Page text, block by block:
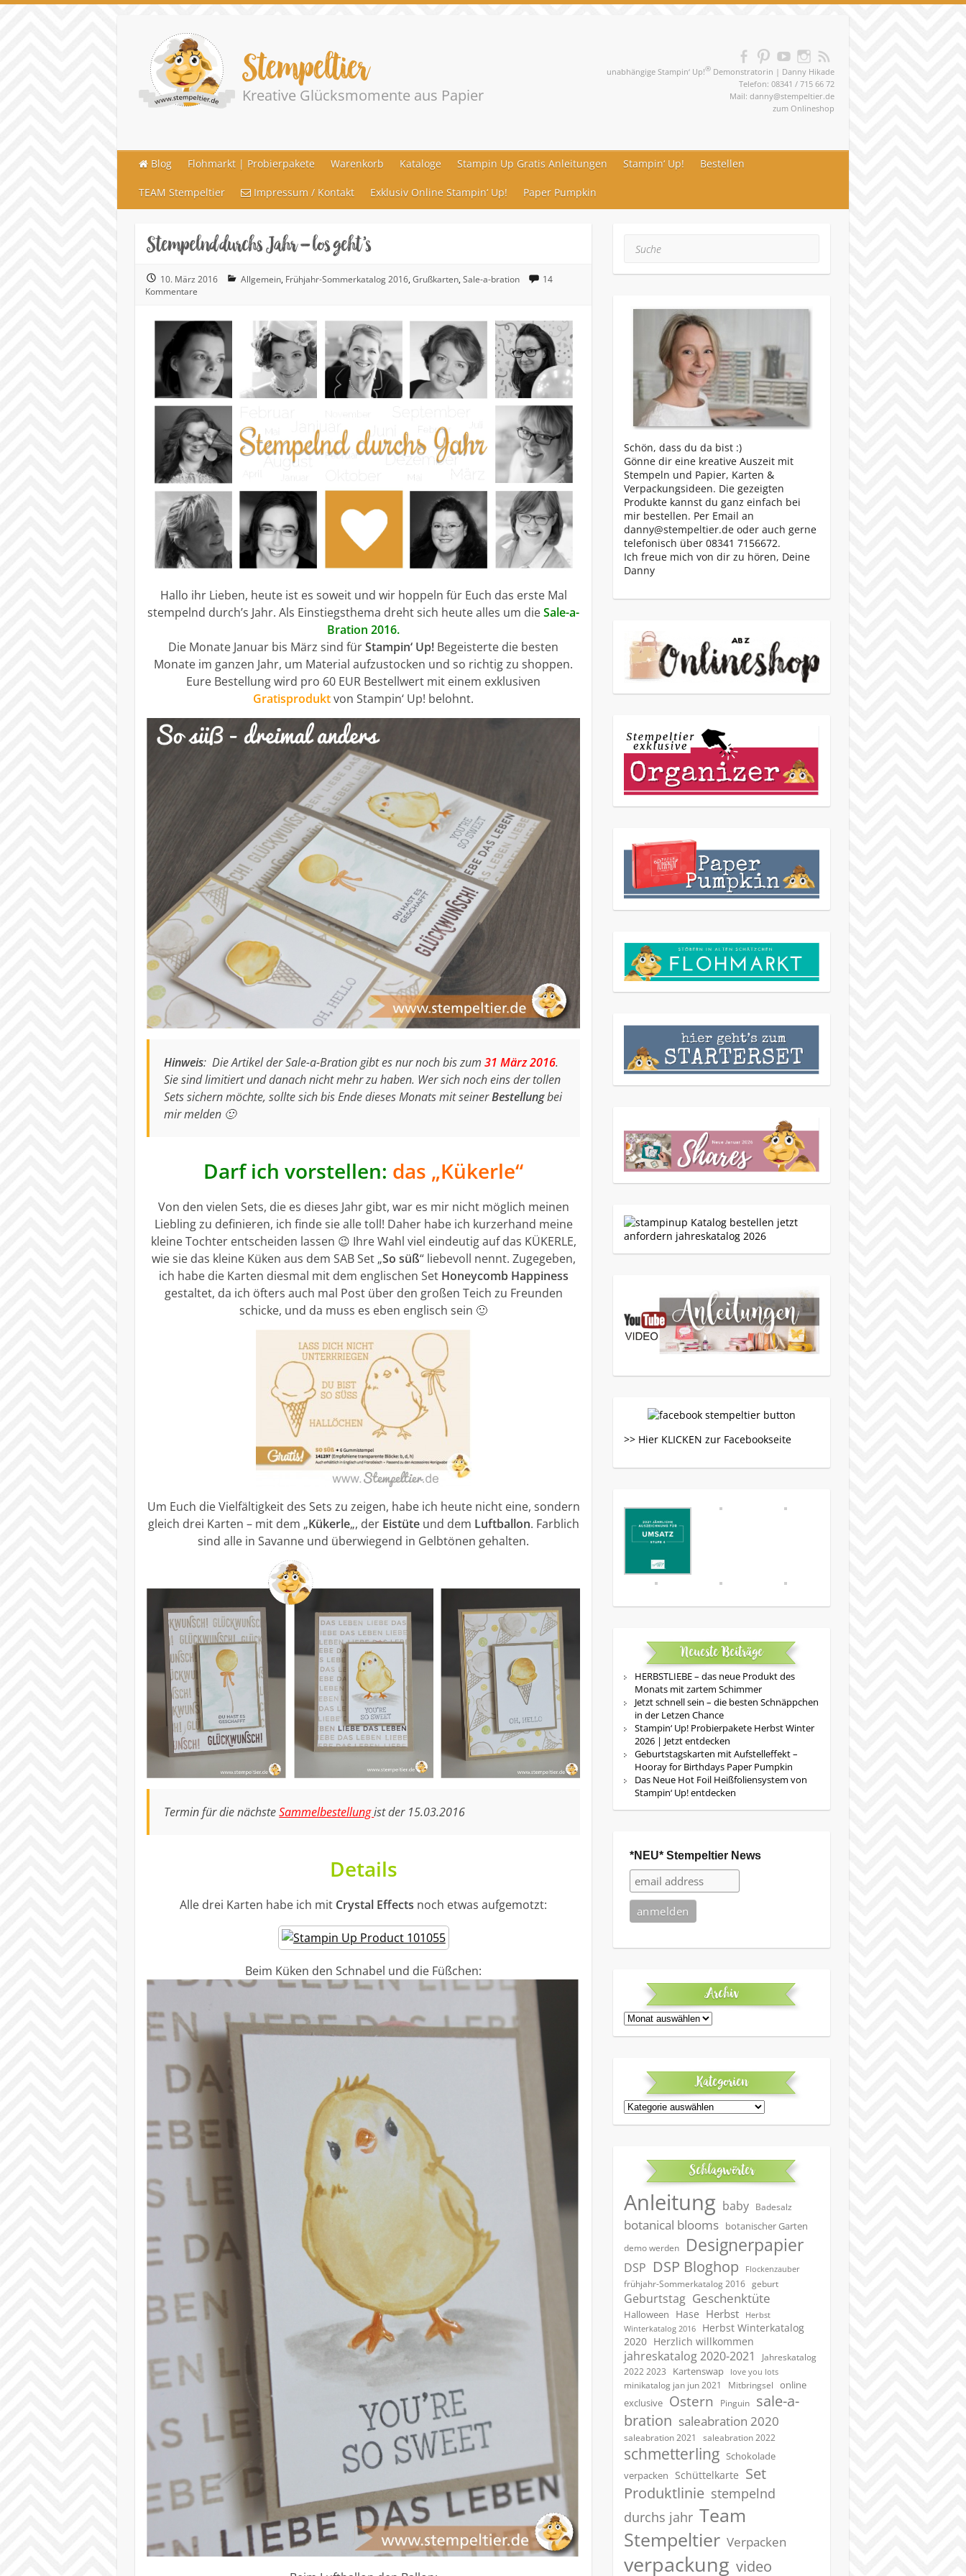
unabhängige Stampin‘ Up!® Demonstratorin | Danny Hikade
Telefon: 08341 / 715 66 72
Mail: danny@stempeltier.de
zum Onlineshop
Stempeltier
Kreative Glücksmomente aus Papier
Blog Flohmarkt | Probierpakete Warenkorb Kataloge Stampin Up Gratis Anleitungen Stampin‘ Up! Bestellen
TEAM Stempeltier Impressum / Kontakt Exklusiv Online Stampin‘ Up! Paper Pumpkin
Stempelnd durchs Jahr – los geht’s
10. März 2016 Allgemein, Frühjahr-Sommerkatalog 2016, Grußkarten, Sale-a-bration
14
Kommentare
Hallo ihr Lieben, heute ist es soweit und wir hoppeln für Euch das erste Mal
stempelnd durch’s Jahr. Als Einstiegsthema dreht sich heute alles um dieSale-a-
Bration 2016.
Die Monate Januar bis März sind fürStampin‘ Up! Begeisterte die besten
Monate im ganzen Jahr, um Material aufzustocken und so richtig zu shoppen.
Eure Bestellung wird pro 60 EUR Bestellwert mit einem exklusiven
Gratisproduktvon Stampin‘ Up! belohnt.
Hinweis: Die Artikel der Sale-a-Bration gibt es nur noch bis zum31 März 2016.
Sie sind limitiert und danach nicht mehr zu haben. Wer sich noch eins der tollen
Sets sichern möchte, sollte sich bis Ende dieses Monats mit seinerBestellungbei
mir melden 🙂
Darf ich vorstellen: das „Kükerle“
Von den vielen Sets, die es dieses Jahr gibt, war es mir nicht möglich meinen
Liebling zu definieren, ich finde sie alle toll! Daher habe ich kurzerhand meine
kleine Tochter entscheiden lassen 😉 Ihre Wahl viel eindeutig auf das KÜKERLE,
wie sie das kleine Küken aus dem SAB Set „So süß“ liebevoll nennt. Zugegeben,
ich habe die Karten diesmal mit dem englischen Set Honeycomb Happiness
gestaltet, da ich öfters auch mal Post über den großen Teich zu Freunden
schicke, und da muss es eben englisch sein 🙂
Um Euch die Vielfältigkeit des Sets zu zeigen, habe ich heute nicht eine, sondern
gleich drei Karten – mit dem „Kükerle„, der Eistüteund dem Luftballon. Farblich
sind alle in Savanne und überwiegend in Gelbtönen gehalten.
Termin für die nächsteSammelbestellungist der 15.03.2016
Details
Alle drei Karten habe ich mit Crystal Effects noch etwas aufgemotzt:
Beim Küken den Schnabel und die Füßchen:
Schön, dass du da bist :)
Gönne dir eine kreative Auszeit mit
Stempeln und Papier, Karten &
Verpackungsideen. Die gezeigten
Produkte kannst du ganz einfach bei
mir bestellen. Per Email an
danny@stempeltier.de oder auch gerne
telefonisch über 08341 7156672.
Ich freue mich von dir zu hören, Deine
Danny
>> Hier KLICKEN zur Facebookseite
Neueste Beiträge
HERBSTLIEBE – das neue Produkt des
Monats mit zartem Schimmer
Jetzt schnell sein – die besten Schnäppchen
in der Letzen Chance
Stampin‘ Up! Probierpakete Herbst Winter
2026 | Jetzt entdecken
Geburtstagskarten mit Aufstelleffekt –
Hooray for Birthdays Paper Pumpkin
Das Neue Hot Foil Heißfoliensystem von
Stampin‘ Up! entdecken
*NEU* Stempeltier News
Archiv
Archiv
Kategorien
Kategorien
Schlagwörter
Anleitung baby Badesalz
botanical blooms botanischer Garten
demo werden Designerpapier
DSP DSP Bloghop Flockenzauber
frühjahr-Sommerkatalog 2016 geburt
Geburtstag Geschenktüte
Halloween Hase Herbst
Herbst
Winterkatalog 2016
Herbst Winterkatalog
2020 Herzlich willkommen
jahreskatalog 2020-2021
Jahreskatalog
2022 2023
Kartenswap love you lots
minikatalog jan jun 2021 Mitbringsel
online
exclusive Ostern Pinguin
sale-a-
bration saleabration 2020
saleabration 2021 saleabration 2022
schmetterling Schokolade
verpacken
Schüttelkarte Set
Produktlinie stempelnd
durchs jahr Team
Stempeltier Verpacken
verpackung video